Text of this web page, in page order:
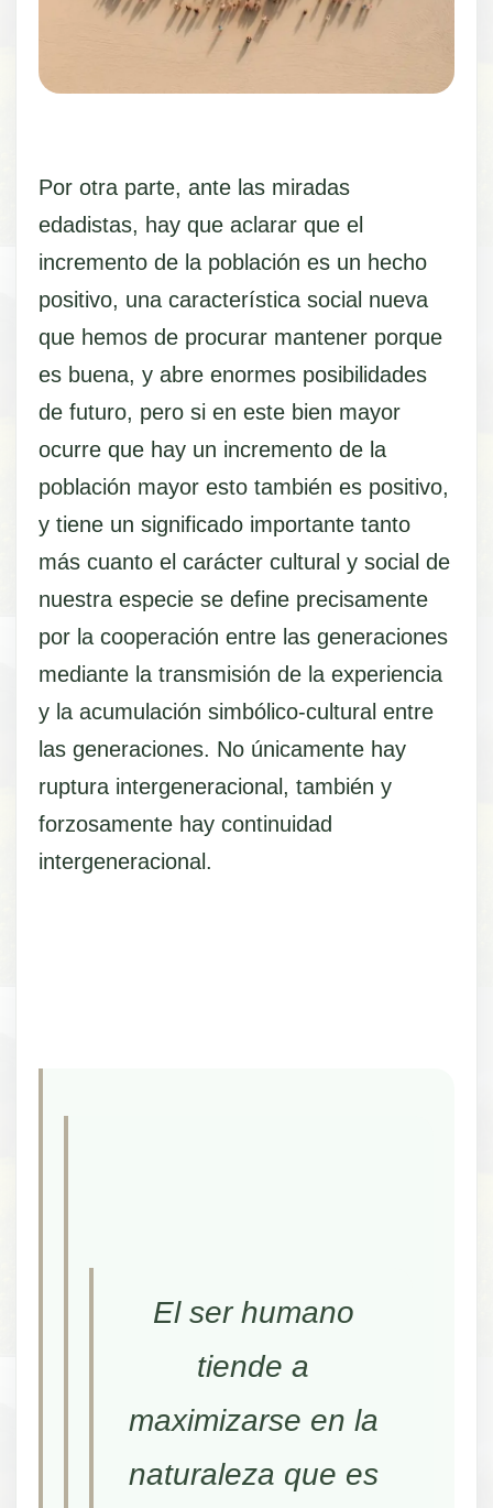
Por otra parte, ante las miradas
edadistas, hay que aclarar que el
incremento de la población es un hecho
positivo, una característica social nueva
que hemos de procurar mantener porque
es buena, y abre enormes posibilidades
de futuro, pero si en este bien mayor
ocurre que hay un incremento de la
población mayor esto también es positivo,
y tiene un significado importante tanto
más cuanto el carácter cultural y social de
nuestra especie se define precisamente
por la cooperación entre las generaciones
mediante la transmisión de la experiencia
y la acumulación simbólico-cultural entre
las generaciones. No únicamente hay
ruptura intergeneracional, también y
forzosamente hay continuidad
intergeneracional.
El ser humano
tiende a
maximizarse en la
naturaleza que es